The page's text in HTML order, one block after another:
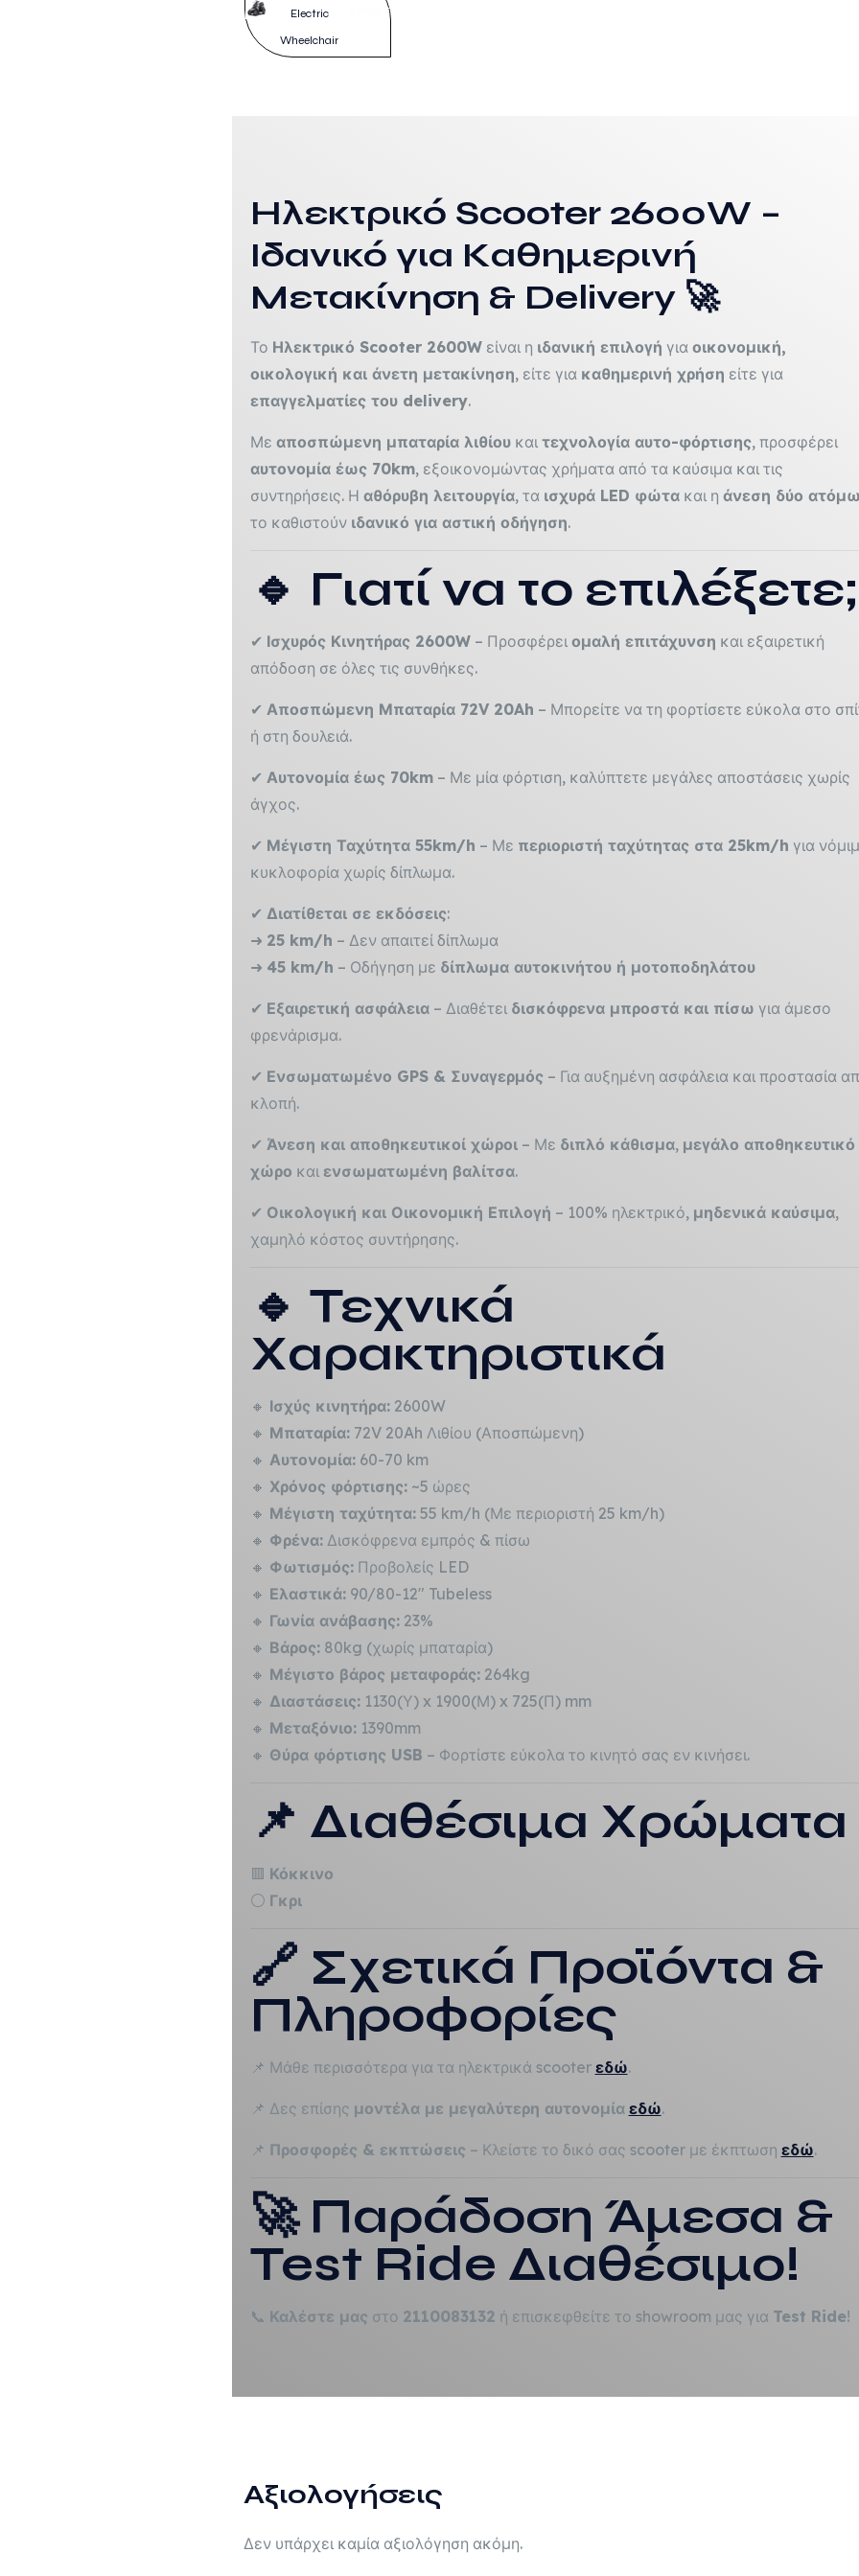
σελίδα
προϊόντος
Electric
Wheelchair
€
το
επιλογές
να
επιλεγούν
σελίδα
του
προϊόντος
Ηλεκτρικό Scooter 2600W –
Ιδανικό για Καθημερινή
Μετακίνηση & Delivery 🚀
Το Ηλεκτρικό Scooter 2600Wείναι η ιδανική επιλογή για οικονομική,
οικολογική και άνετη μετακίνηση, είτε για καθημερινή χρήση είτε για
επαγγελματίες του delivery.
Με αποσπώμενη μπαταρία λιθίουκαι τεχνολογία αυτο-φόρτισης, προσφέρει
αυτονομία έως 70km, εξοικονομώντας χρήματα από τα καύσιμα και τις
συντηρήσεις. Η αθόρυβη λειτουργία, τα ισχυρά LED φώτακαι η άνεση δύο
το καθιστούν ιδανικό για αστική οδήγηση.
🔹 Γιατί να το επιλέξετε;
✔ Ισχυρός Κινητήρας 2600W– Προσφέρει ομαλή επιτάχυνση και εξαιρετική
απόδοση σε όλες τις συνθήκες.
✔ Αποσπώμενη Μπαταρία 72V 20Ah – Μπορείτε να τη φορτίσετε εύκολα στο
ή στη δουλειά.
✔ Αυτονομία έως 70km– Με μία φόρτιση, καλύπτετε μεγάλες αποστάσεις χωρίς
άγχος.
✔ Μέγιστη Ταχύτητα 55km/h – Με περιοριστή ταχύτητας στα 25km/h για
κυκλοφορία χωρίς δίπλωμα.
✔ Διατίθεται σε εκδόσεις:
➜ 25 km/h – Δεν απαιτεί δίπλωμα
➜ 45 km/h – Οδήγηση με δίπλωμα αυτοκινήτου ή μοτοποδηλάτου
✔ Εξαιρετική ασφάλεια– Διαθέτει δισκόφρενα μπροστά και πίσω για άμεσο
φρενάρισμα.
✔ Ενσωματωμένο GPS & Συναγερμός – Για αυξημένη ασφάλεια και προστασία
κλοπή.
✔ Άνεση και αποθηκευτικοί χώροι– Με διπλό κάθισμα, μεγάλο αποθηκευτικό
χώρο και ενσωματωμένη βαλίτσα.
✔ Οικολογική και Οικονομική Επιλογή – 100% ηλεκτρικό, μηδενικά καύσιμα,
χαμηλό κόστος συντήρησης.
🔹 Τεχνικά
Χαρακτηριστικά
🔸 Ισχύς κινητήρα:2600W
🔸 Μπαταρία:72V 20Ah Λιθίου (Αποσπώμενη)
🔸 Αυτονομία:60-70 km
🔸 Χρόνος φόρτισης:~5 ώρες
🔸 Μέγιστη ταχύτητα:55 km/h (Με περιοριστή 25 km/h)
🔸 Φρένα:Δισκόφρενα εμπρός & πίσω
🔸 Φωτισμός:Προβολείς LED
🔸 Ελαστικά:90/80-12″ Tubeless
🔸 Γωνία ανάβασης:23%
🔸 Βάρος:80kg (χωρίς μπαταρία)
🔸 Μέγιστο βάρος μεταφοράς:264kg
🔸 Διαστάσεις:1130(Υ) x 1900(Μ) x 725(Π) mm
🔸 Μεταξόνιο:1390mm
🔸 Θύρα φόρτισης USB – Φορτίστε εύκολα το κινητό σας εν κινήσει.
📌 Διαθέσιμα Χρώματα
🟥 Κόκκινο
⚪ Γκρι
🔗 Σχετικά Προϊόντα &
Πληροφορίες
📌 Μάθε περισσότερα για τα ηλεκτρικά scooter εδώ.
📌 Δες επίσης μοντέλα με μεγαλύτερη αυτονομία εδώ.
📌 Προσφορές & εκπτώσεις – Κλείστε το δικό σας scooter με έκπτωση εδώ.
🚀 Παράδοση Άμεσα &
Test Ride Διαθέσιμο!
📞 Καλέστε μας στο 2110083132 ή επισκεφθείτε το showroom μας για Test Ride!
Αξιολογήσεις
Δεν υπάρχει καμία αξιολόγηση ακόμη.